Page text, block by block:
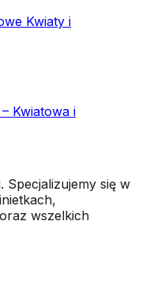
Kwiaty i
Kwiatowa i
Specjalizujemy się w
wszelkich